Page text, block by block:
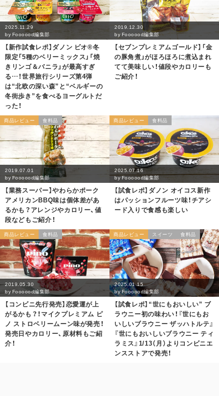
2025.11.29
by Foooood編集部
【新作試食レポ】ダノン ビオ®冬
限定「5種のベリーミックス」「焼
きリンゴ＆バニラ」が最高すぎ
る…！世界旅行シリーズ第4弾
は“北欧の深い森”と“ベルギーの
冬街歩き”を食べるヨーグルトだ
った！
2019.12.30
by Foooood編集部
【セブンプレミアムゴールド】「金
の豚角煮」がほろほろに煮込まれ
てて美味しい！値段やカロリーも
ご紹介！
商品レビュー 食料品
2019.07.01
by Foooood編集部
【業務スーパー】やわらかポーク
アメリカンBBQ味は個体差があ
るかも？アレンジやカロリー、値
段などもご紹介！
商品レビュー 食料品
2025.07.16
byFoooood編集部
【試食レポ】ダノン オイコス新作
はパッションフルーツ味！チアシ
ード入りで食感も楽しい
商品レビュー 食料品
2019.05.30
by Foooood編集部
【コンビニ先行発売】恋愛運が上
がるかも？！マイクプレミアム ピ
ノ ストロベリームーン味が発売！
発売日やカロリー、原材料もご紹
介！
商品レビュー スイーツ 食料品
2025.01.15
byFoooood編集部
【試食レポ】“世にもおいしい” ブ
ラウニー初の味わい！『世にもお
いしいブラウニー ザッハトルテ』
『世にもおいしいブラウニー ティ
ラミス』1/13（月）よりコンビニエ
ンスストアで発売！